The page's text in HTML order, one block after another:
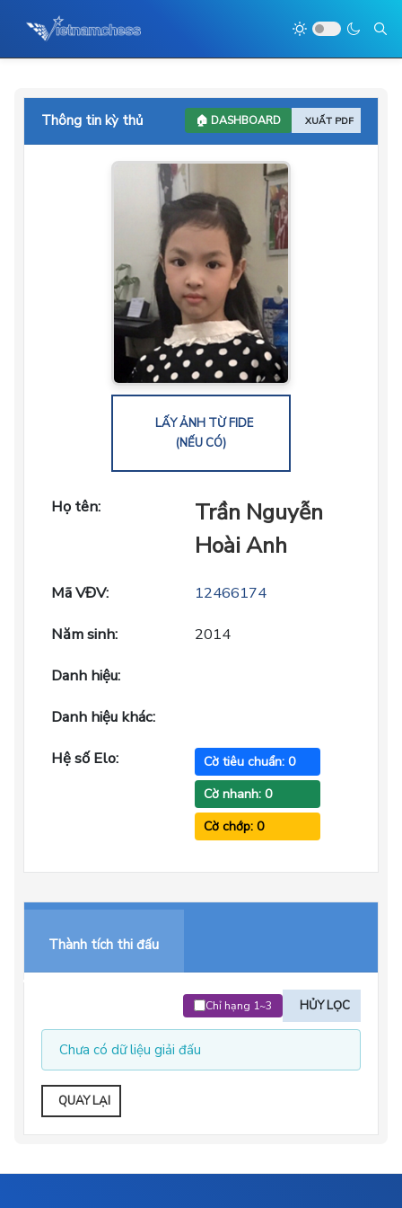
Thông tin kỳ thủ 🏠 DASHBOARD XUẤT PDF
LẤY ẢNH TỪ FIDE
(NẾU CÓ)
Họ tên:
Trần Nguyễn
Hoài Anh
Mã VĐV:
12466174
Năm sinh:
2014
Danh hiệu:
Danh hiệu khác:
Hệ số Elo:
Cờ tiêu chuẩn: 0
Cờ nhanh: 0
Cờ chớp: 0
Thành tích thi đấu
Chỉ hạng 1~3 HỦY LỌC
Chưa có dữ liệu giải đấu
QUAY LẠI